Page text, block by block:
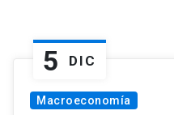
5 DIC
Macroeconomía